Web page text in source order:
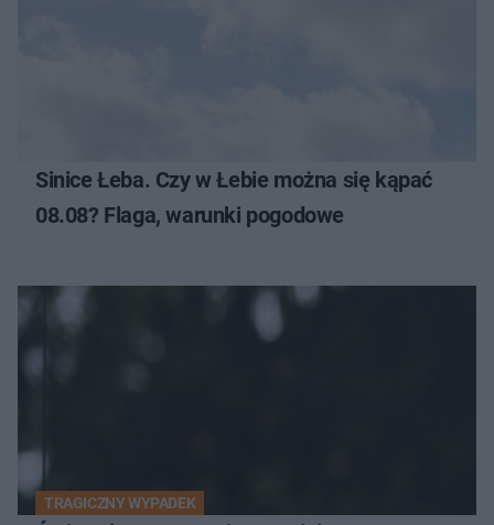
Sinice Łeba. Czy w Łebie można się kąpać
08.08? Flaga, warunki pogodowe
TRAGICZNY WYPADEK